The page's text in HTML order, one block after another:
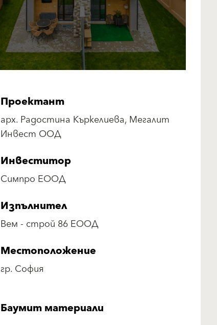
Проектант
арх. Радостина Къркелиева, Мегалит
Инвест ООД
Инвеститор
Симпро ЕООД
Изпълнител
Вем - строй 86 ЕООД
Местоположение
гр. София
Баумит материали